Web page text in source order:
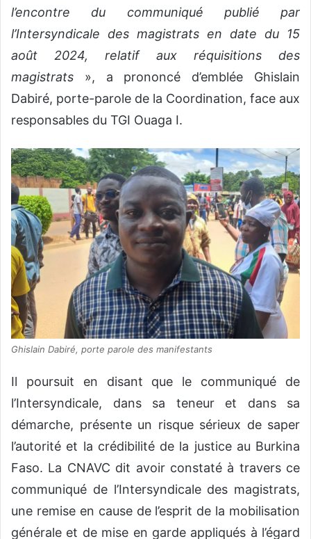
l’encontre du communiqué publié par
l’Intersyndicale des magistrats en date du 15
août 2024, relatif aux réquisitions des
magistrats », a prononcé d’emblée Ghislain
Dabiré, porte-parole de la Coordination, face aux
responsables du TGI Ouaga I.
Ghislain Dabiré, porte parole des manifestants
Il poursuit en disant que le communiqué de
l’Intersyndicale, dans sa teneur et dans sa
démarche, présente un risque sérieux de saper
l’autorité et la crédibilité de la justice au Burkina
Faso. La CNAVC dit avoir constaté à travers ce
communiqué de l’Intersyndicale des magistrats,
une remise en cause de l’esprit de la mobilisation
générale et de mise en garde appliqués à l’égard